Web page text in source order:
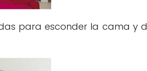
para esconder la cama y